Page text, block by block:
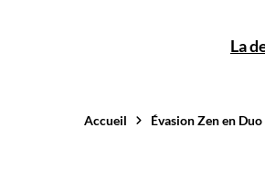
La
Accueil Évasion Zen en